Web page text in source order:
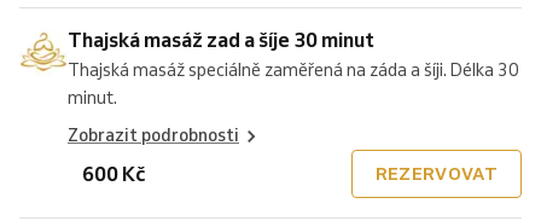
Thajská masáž zad a šíje 30 minut
Thajská masáž speciálně zaměřená na záda a šíji. Délka 30
minut.
Zobrazit podrobnosti
600 Kč REZERVOVAT